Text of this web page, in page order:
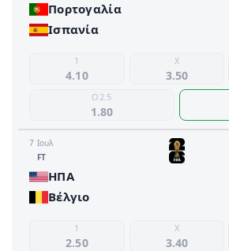
Πορτογαλία
Ισπανία
1
4.10
X
3.50
O2.5
1.80
7 Ιουλ
FΤ
ΗΠΑ
Βέλγιο
1
2.50
X
3.40